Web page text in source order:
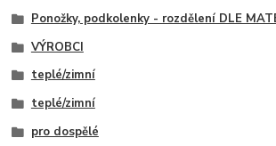
Ponožky, podkolenky - rozdělení DLE
VÝROBCI
teplé/zimní
teplé/zimní
pro dospělé